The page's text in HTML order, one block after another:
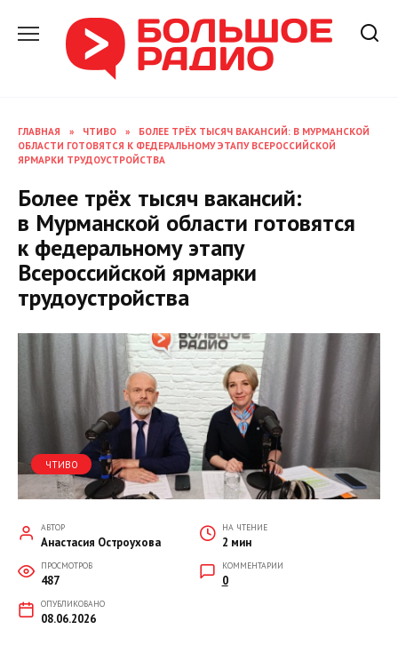
содержанию
ГЛАВНАЯ » ЧТИВО »
БОЛЕЕ ТРЁХ ТЫСЯЧ ВАКАНСИЙ: В МУРМАНСКОЙ
ОБЛАСТИ ГОТОВЯТСЯ К ФЕДЕРАЛЬНОМУ ЭТАПУ ВСЕРОССИЙСКОЙ
ЯРМАРКИ ТРУДОУСТРОЙСТВА
Более трёх тысяч вакансий:
в Мурманской области готовятся
к федеральному этапу
Всероссийской ярмарки
трудоустройства
ЧТИВО
АВТОР
Анастасия Остроухова
НА ЧТЕНИЕ
2 мин
ПРОСМОТРОВ
487
КОММЕНТАРИИ
0
ОПУБЛИКОВАНО
08.06.2026